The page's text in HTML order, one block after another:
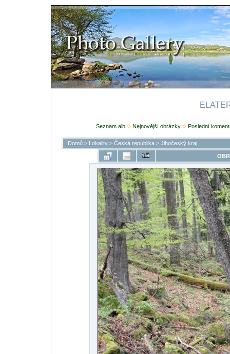
Seznam alb Nejnovější obrázky Poslední
Domů> Lokality> Česká republika> Jihočeský kraj